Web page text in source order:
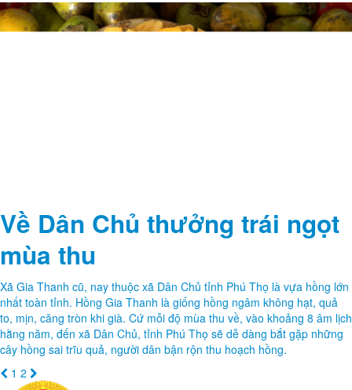
Về Dân Chủ thưởng trái ngọt
mùa thu
Xã Gia Thanh cũ, nay thuộc xã Dân Chủ tỉnh Phú Thọ là vựa hồng lớn
nhất toàn tỉnh. Hồng Gia Thanh là giống hồng ngâm không hạt, quả
to, mịn, căng tròn khi già. Cứ mỗi độ mùa thu về, vào khoảng 8 âm lịch
hằng năm, đến xã Dân Chủ, tỉnh Phú Thọ sẽ dễ dàng bắt gặp những
cây hồng sai trĩu quả, người dân bận rộn thu hoạch hồng.
1 2